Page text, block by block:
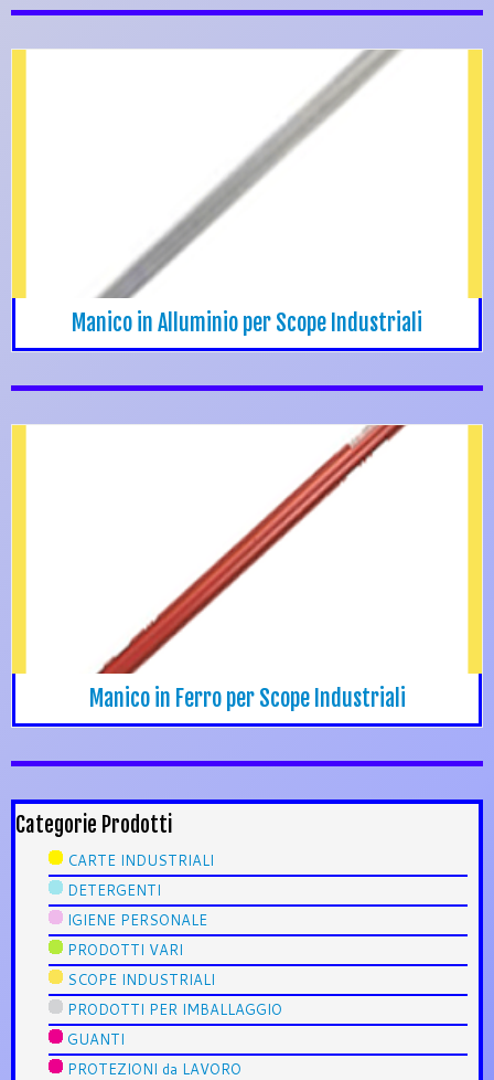
Manico in Alluminio per Scope Industriali
Manico in Ferro per Scope Industriali
Categorie Prodotti
CARTE INDUSTRIALI
DETERGENTI
IGIENE PERSONALE
PRODOTTI VARI
SCOPE INDUSTRIALI
PRODOTTI PER IMBALLAGGIO
GUANTI
PROTEZIONI da LAVORO